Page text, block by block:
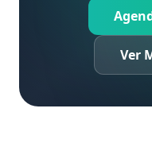
Ver